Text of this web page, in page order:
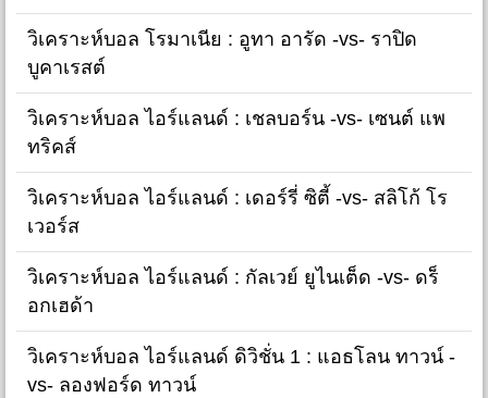
วิเคราะห์บอล โรมาเนีย : อูทา อารัด -vs- ราปิด
บูคาเรสต์
วิเคราะห์บอล ไอร์แลนด์ : เชลบอร์น -vs- เซนต์ แพ
ทริคส์
วิเคราะห์บอล ไอร์แลนด์ : เดอร์รี่ ซิตี้ -vs- สลิโก้ โร
เวอร์ส
วิเคราะห์บอล ไอร์แลนด์ : กัลเวย์ ยูไนเต็ด -vs- ดร็
อกเฮด้า
วิเคราะห์บอล ไอร์แลนด์ ดิวิชั่น 1 : แอธโลน ทาวน์ -
vs- ลองฟอร์ด ทาวน์